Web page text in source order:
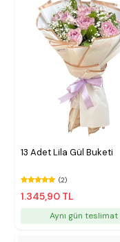
13 Adet Lila Gül Buketi
(2)
1.345,90 TL
Aynı gün teslimat